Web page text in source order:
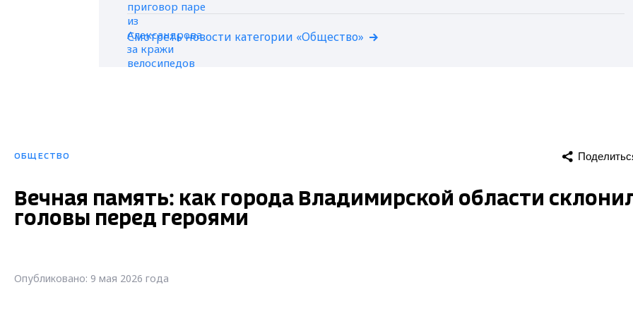
Смотреть новости категории «Общество»
ОБЩЕСТВО
Вечная память: как города Владимирской области
головы перед героями
Опубликовано: 9 мая 2026 года